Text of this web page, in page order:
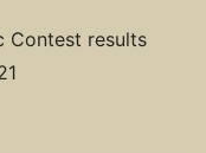
Contest results